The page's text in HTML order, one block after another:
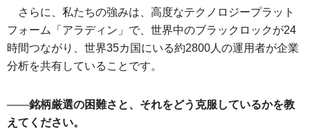
さらに、私たちの強みは、高度なテクノロジープラット
フォーム「アラディン」で、世界中のブラックロックが24
時間つながり、世界35カ国にいる約2800人の運用者が企業
分析を共有していることです。
――銘柄厳選の困難さと、それをどう克服しているかを教
えてください。